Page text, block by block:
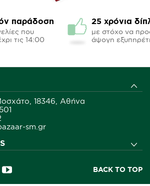
παράδοση
που
τις 14:00
25 χρόνια
με στόχο να
άψογη
18346, Αθήνα
sm.gr
BACK TO TOP